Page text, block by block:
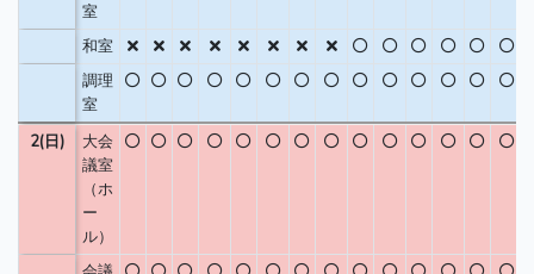
室
和室
調理
室
2(日)
大会
議室
（ホ
ー
ル）